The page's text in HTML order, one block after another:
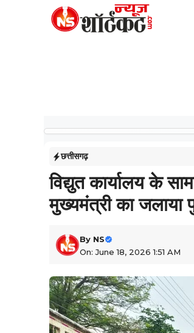
छत्तीसगढ़
विद्युत कार्यालय के
मुख्यमंत्री का जलाया
By NS
On: June 18, 2026 1:51 AM